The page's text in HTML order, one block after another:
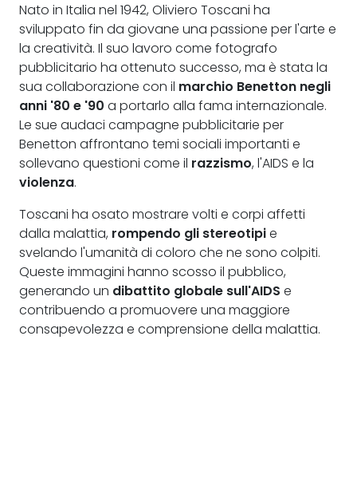
Nato in Italia nel 1942, Oliviero Toscani ha
sviluppato fin da giovane una passione per l'arte e
la creatività. Il suo lavoro come fotografo
pubblicitario ha ottenuto successo, ma è stata la
sua collaborazione con il marchio Benetton negli
anni '80 e '90 a portarlo alla fama internazionale.
Le sue audaci campagne pubblicitarie per
Benetton affrontano temi sociali importanti e
sollevano questioni come il razzismo, l'AIDS e la
violenza.
Toscani ha osato mostrare volti e corpi affetti
dalla malattia, rompendo gli stereotipie
svelando l'umanità di coloro che ne sono colpiti.
Queste immagini hanno scosso il pubblico,
generando un dibattito globale sull'AIDS e
contribuendo a promuovere una maggiore
consapevolezza e comprensione della malattia.